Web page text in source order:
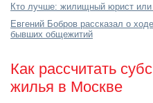
Кто лучше: жилищный юрист или
Евгений Бобров рассказал о
бывших общежитий
Как рассчитать
жилья в Москве